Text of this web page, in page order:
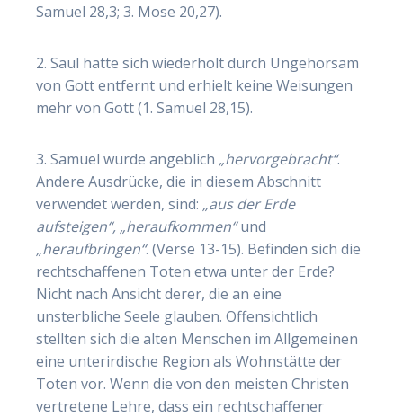
Samuel 28,3; 3. Mose 20,27).
2. Saul hatte sich wiederholt durch Ungehorsam
von Gott entfernt und erhielt keine Weisungen
mehr von Gott (1. Samuel 28,15).
3. Samuel wurde angeblich „hervorgebracht“.
Andere Ausdrücke, die in diesem Abschnitt
verwendet werden, sind: „aus der Erde
aufsteigen“, „heraufkommen“und
„heraufbringen“. (Verse 13-15). Befinden sich die
rechtschaffenen Toten etwa unter der Erde?
Nicht nach Ansicht derer, die an eine
unsterbliche Seele glauben. Offensichtlich
stellten sich die alten Menschen im Allgemeinen
eine unterirdische Region als Wohnstätte der
Toten vor. Wenn die von den meisten Christen
vertretene Lehre, dass ein rechtschaffener